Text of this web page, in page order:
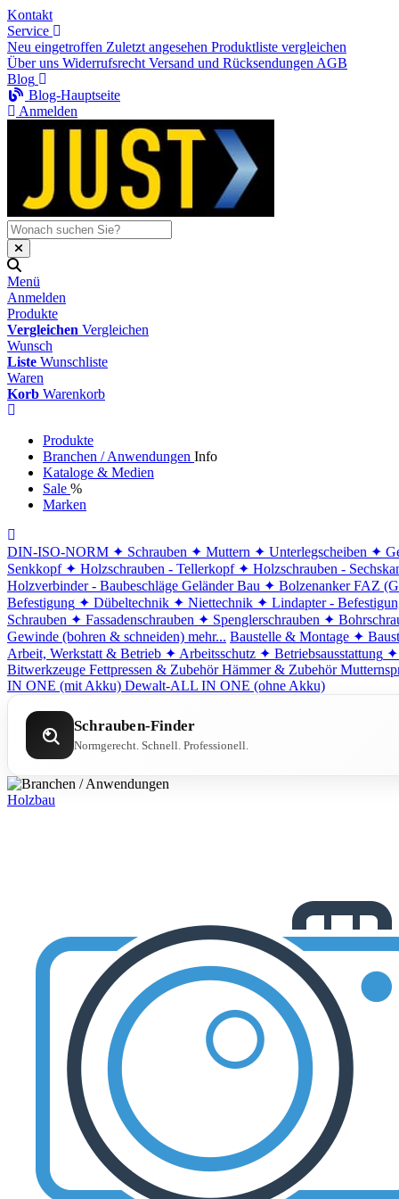
Kontakt
Service
Neu eingetroffen Zuletzt angesehen Produktliste vergleichen
Über uns Widerrufsrecht Versand und Rücksendungen AGB
Blog
Blog-Hauptseite
Anmelden
Menü
Anmelden
Produkte
Vergleichen Vergleichen
Wunsch
Liste Wunschliste
Waren
Korb Warenkorb
Produkte
Branchen / Anwendungen Info
Kataloge & Medien
Sale %
Marken
DIN-ISO-NORM ✦ Schrauben ✦ Muttern ✦ Unterlegscheiben ✦
Senkkopf ✦ Holzschrauben - Tellerkopf ✦ Holzschrauben -
Holzverbinder - Baubeschläge Geländer Bau ✦ Bolzenanker FAZ
Befestigung ✦ Dübeltechnik ✦ Niettechnik ✦ Lindapter -
Schrauben ✦ Fassadenschrauben ✦ Spenglerschrauben ✦
Gewinde (bohren & schneiden) mehr... Baustelle & Montage ✦
Arbeit, Werkstatt & Betrieb ✦ Arbeitsschutz ✦ Betriebsausstattung ✦
Bitwerkzeuge Fettpressen & Zubehör Hämmer & Zubehör
IN ONE (mit Akku) Dewalt-ALL IN ONE (ohne Akku)
Schrauben-Finder
Normgerecht. Schnell. Professionell.
Holzbau